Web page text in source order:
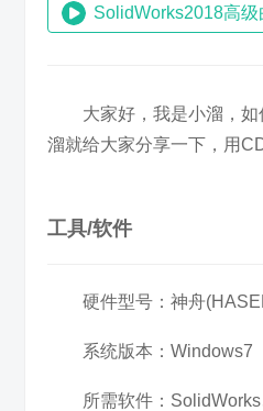
大家好，我是小溜，
溜就给大家分享一下，用
工具/软件
硬件型号：神舟
系统版本：Windows7
所需软件：